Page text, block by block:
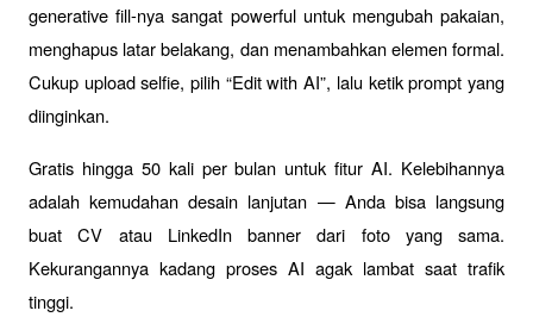
generative fill-nya sangat powerful untuk mengubah pakaian,
menghapus latar belakang, dan menambahkan elemen formal.
Cukup upload selfie, pilih “Edit with AI”, lalu ketik prompt yang
diinginkan.
Gratis hingga 50 kali per bulan untuk fitur AI. Kelebihannya
adalah kemudahan desain lanjutan — Anda bisa langsung
buat CV atau LinkedIn banner dari foto yang sama.
Kekurangannya kadang proses AI agak lambat saat trafik
tinggi.